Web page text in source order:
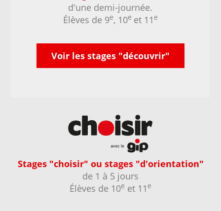
d'une demi-journée.
Élèves de 9e, 10e et 11 e
Voir les stages "découvrir"
Stages "choisir" ou stages "d'orientation"
de 1 à 5 jours
Élèves de 10e et 11 e